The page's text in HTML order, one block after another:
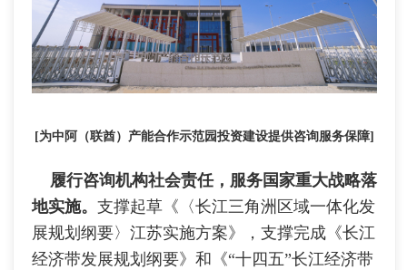
[为中阿（联酋）产能合作示范园投资建设提供咨询服务保障]
履行咨询机构社会责任，服务国家重大战略落
地实施。 支撑起草《〈长江三角洲区域一体化发
展规划纲要〉江苏实施方案》，支撑完成《长江
经济带发展规划纲要》和《“十四五”长江经济带